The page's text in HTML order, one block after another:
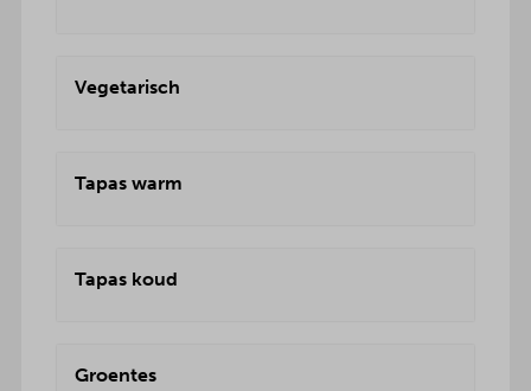
Vegetarisch
Tapas warm
Tapas koud
Groentes